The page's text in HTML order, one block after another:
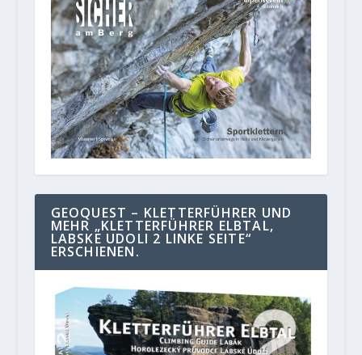
GEOQUEST – KLETTERFÜHRER UND
MEHR „KLETTERFÜHRER ELBTAL,
LABSKE UDOLI 2 LINKE SEITE“
ERSCHIENEN.